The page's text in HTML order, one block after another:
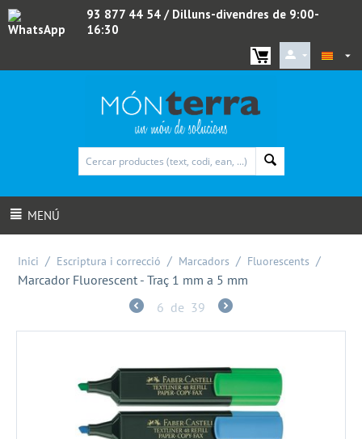
WhatsApp
93 877 44 54 / Dilluns-divendres de 9:00-
16:30
MENÚ
Inici / Escriptura i correcció / Marcadors / Fluorescents /
Marcador Fluorescent - Traç 1 mm a 5 mm
6 de 39